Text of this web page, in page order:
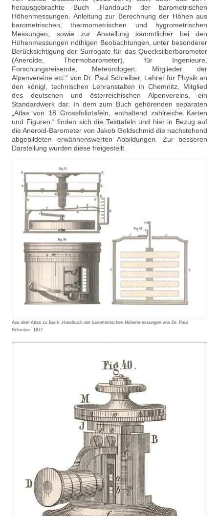
herausgebrachte Buch „Handbuch der barometrischen
Höhenmessungen. Anleitung zur Berechnung der Höhen aus
barometrischen, thermometrischen und hygrometrischen
Messungen, sowie zur Anstellung sämmtlicher bei den
Höhenmessungen nöthigen Beobachtungen, unter besonderer
Berücksichtigung der Surrogate für das Quecksilberbarometer
(Aneroide, Thermobarometer), für Ingenieure,
Forschungsreisende, Meteorologen, Mitglieder der
Alpenvereine etc.“ von Dr. Paul Schreiber, Lehrer für Physik an
den königl, technischen Lehranstalten in Chemnitz, Mitglied
des deutschen und österreichischen Alpenvereins, ein
Standardwerk dar. In dem zum Buch gehörenden separaten
„Atlas von 18 Grossfoliotafeln, enthaltend zahlreiche Karten
und Figuren.“ finden sich die Texttafeln und hier in Bezug auf
die Aneroid-Barometer von Jakob Goldschmid die nachstehend
abgebildeten erwähnenswerten Abbildungen. Zur besseren
Darstellung wurden diese freigestellt.
Aus dem Atlas zu Buch „Handbuch der barometrischen Höhenmessungen von Dr. Paul
Schreiber, 1877